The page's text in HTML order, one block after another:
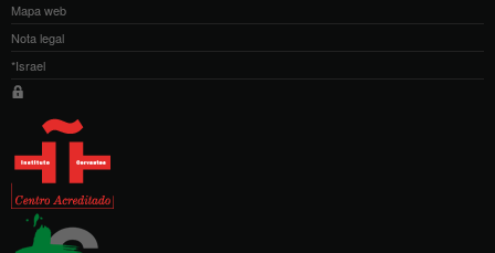
Mapa web
Nota legal
*Israel